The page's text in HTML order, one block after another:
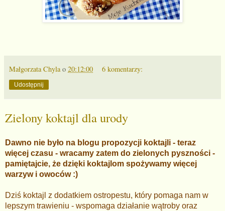
Małgorzata Chyla o 20:12:00 6 komentarzy:
Udostępnij
Zielony koktajl dla urody
Dawno nie było na blogu propozycji koktajli - teraz
więcej czasu - wracamy zatem do zielonych pyszności -
pamiętajcie, że dzięki koktajlom spożywamy więcej
warzyw i owoców :)
Dziś koktajl z dodatkiem ostropestu, który pomaga nam w
lepszym trawieniu - wspomaga działanie wątroby oraz